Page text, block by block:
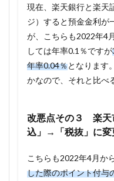
現在、楽天銀行と楽天
ジ）すると預金金利が
が、こちらも2022年4
しては年率0.1％ですが
年率0.04％となります
かなので、それと比べ
改悪点その３ 楽天
込」→「税抜」に変
こちらも2022年4月か
した際のポイント付与